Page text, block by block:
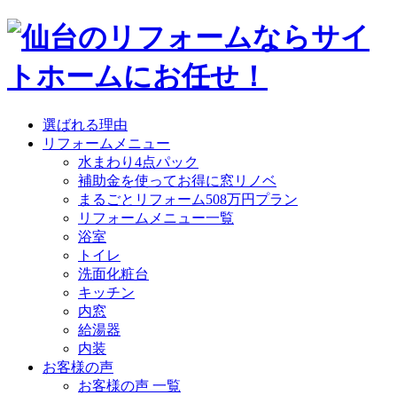
選ばれる理由
リフォームメニュー
水まわり4点パック
補助金を使ってお得に窓リノベ
まるごとリフォーム508万円プラン
リフォームメニュー一覧
浴室
トイレ
洗面化粧台
キッチン
内窓
給湯器
内装
お客様の声
お客様の声 一覧